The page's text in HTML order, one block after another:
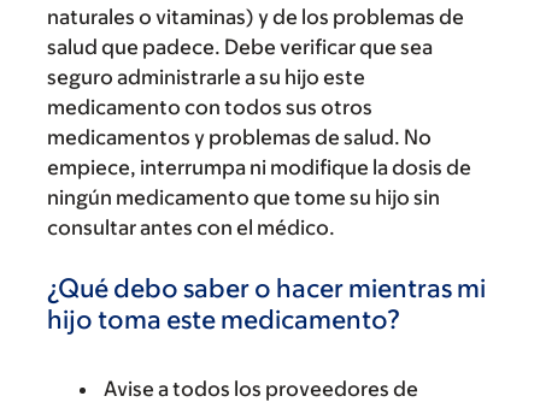
naturales o vitaminas) y de los problemas de
salud que padece. Debe verificar que sea
seguro administrarle a su hijo este
medicamento con todos sus otros
medicamentos y problemas de salud. No
empiece, interrumpa ni modifique la dosis de
ningún medicamento que tome su hijo sin
consultar antes con el médico.
¿Qué debo saber o hacer mientras mi
hijo toma este medicamento?
Avise a todos los proveedores de